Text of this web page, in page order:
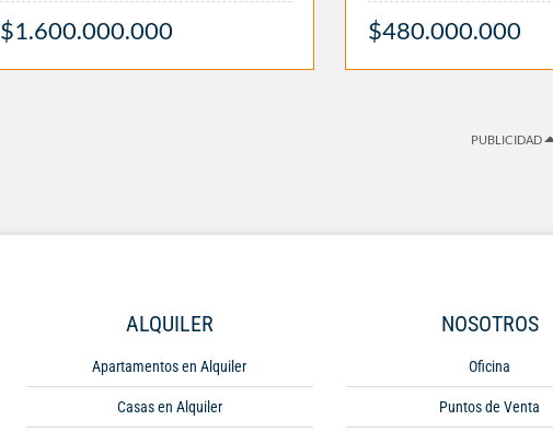
$1.600.000.000 $480.000.000
PUBLICIDAD
ALQUILER
Apartamentos en Alquiler
Casas en Alquiler
NOSOTROS
Oficina
Puntos de Venta